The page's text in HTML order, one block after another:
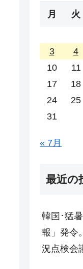
月 火
3
4
10
11
17
18
24
25
31
« 7月
最近の
韓国･猛
報」発令
況点検会